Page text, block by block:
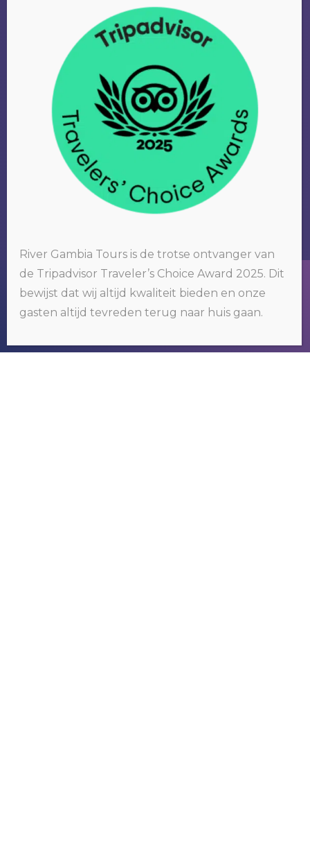
Almere, Nederland
WILLEM
MIERMANS
Almere
River Gambia Tours is de trotse ontvanger van
de Tripadvisor Traveler’s Choice Award 2025. Dit
bewijst dat wij altijd kwaliteit bieden en onze
gasten altijd tevreden terug naar huis gaan.
Wij gebruiken cookies op onze website. Door op 'oké' te klikken of
door gebruik te blijven maken van deze website, gaat u hiermee
akkoord.
Klik hier voor meer informatie